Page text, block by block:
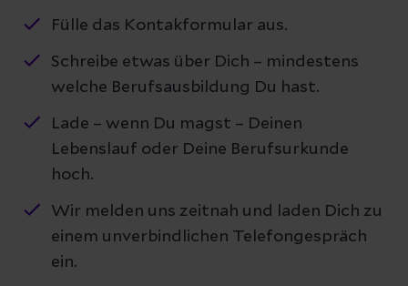
Fülle das Kontakformular aus.
Schreibe etwas über Dich – mindestens
welche Berufsausbildung Du hast.
Lade – wenn Du magst – Deinen
Lebenslauf oder Deine Berufsurkunde
hoch.
Wir melden uns zeitnah und laden Dich zu
einem unverbindlichen Telefongespräch
ein.